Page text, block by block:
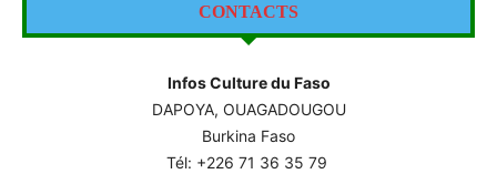
CONTACTS
Infos Culture du Faso
DAPOYA, OUAGADOUGOU
Burkina Faso
Tél: +226 71 36 35 79